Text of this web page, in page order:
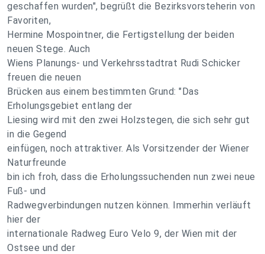
geschaffen wurden", begrüßt die Bezirksvorsteherin von
Favoriten,
Hermine Mospointner, die Fertigstellung der beiden
neuen Stege. Auch
Wiens Planungs- und Verkehrsstadtrat Rudi Schicker
freuen die neuen
Brücken aus einem bestimmten Grund: "Das
Erholungsgebiet entlang der
Liesing wird mit den zwei Holzstegen, die sich sehr gut
in die Gegend
einfügen, noch attraktiver. Als Vorsitzender der Wiener
Naturfreunde
bin ich froh, dass die Erholungssuchenden nun zwei neue
Fuß- und
Radwegverbindungen nutzen können. Immerhin verläuft
hier der
internationale Radweg Euro Velo 9, der Wien mit der
Ostsee und der